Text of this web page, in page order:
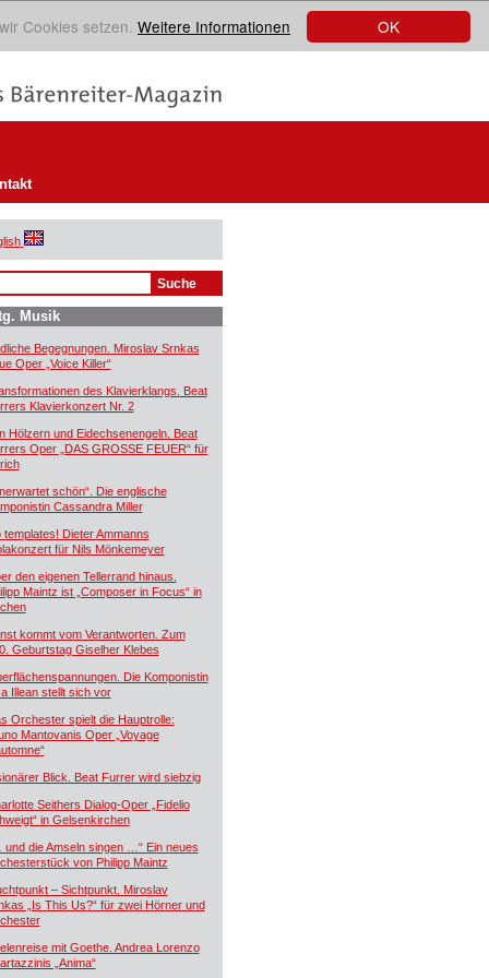
OK
Cookies setzen. Weitere Informationen
Musik
Begegnungen. Miroslav Srnkas
Oper „Voice Killer“
des Klavierklangs. Beat
Klavierkonzert Nr. 2
Hölzern und Eidechsenengeln. Beat
Oper „DAS GROSSE FEUER“ für
schön“. Die englische
Cassandra Miller
templates! Dieter Ammanns
für Nils Mönkemeyer
den eigenen Tellerrand hinaus.
Maintz ist „Composer in Focus“ in
kommt vom Verantworten. Zum
Geburtstag Giselher Klebes
Die Komponistin
Illean stellt sich vor
Orchester spielt die Hauptrolle:
Mantovanis Oper „Voyage
Blick. Beat Furrer wird siebzig
Seithers Dialog-Oper „Fidelio
in Gelsenkirchen
und die Amseln singen …“ Ein neues
von Philipp Maintz
– Sichtpunkt. Miroslav
„Is This Us?“ für zwei Hörner und
mit Goethe. Andrea Lorenzo
„Anima“